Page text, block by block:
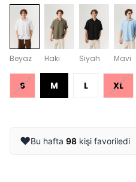
Beyaz Haki Siyah Mavi
S M L XL
❤️Bu hafta 98 kişi favoriledi